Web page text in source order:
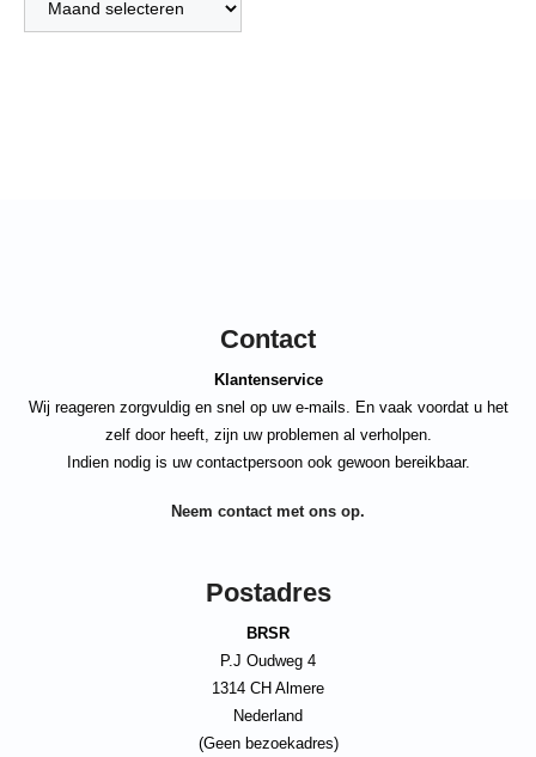
Contact
Klantenservice
Wij reageren zorgvuldig en snel op uw e-mails. En vaak voordat u het
zelf door heeft, zijn uw problemen al verholpen.
Indien nodig is uw contactpersoon ook gewoon bereikbaar.
Neem contact met ons op.
Postadres
BRSR
P.J Oudweg 4
1314 CH Almere
Nederland
(Geen bezoekadres)